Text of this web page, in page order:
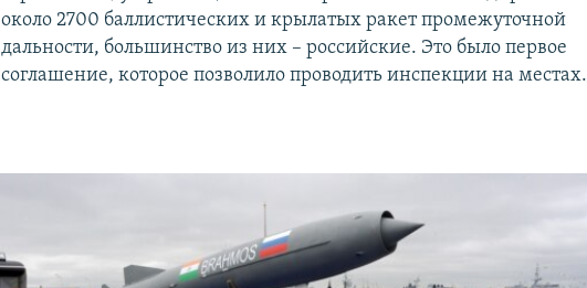
около 2700 баллистических и крылатых ракет промежуточной
дальности, большинство из них – российские. Это было первое
соглашение, которое позволило проводить инспекции на местах.